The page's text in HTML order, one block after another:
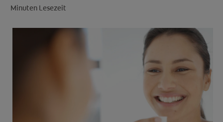
FÜR ZAHNÄRZTINNEN/ZAHNÄRZTE
COLGATE® MARKENSHOP
DE (DE)
ANMELDEN
Minuten Lesezeit